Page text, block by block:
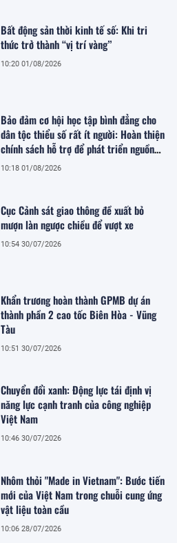
Bất động sản thời kinh tế số: Khi tri
thức trở thành “vị trí vàng”
10:20 01/08/2026
Bảo đảm cơ hội học tập bình đẳng cho
dân tộc thiểu số rất ít người: Hoàn thiện
chính sách hỗ trợ để phát triển nguồn
nhân lực bền vững
10:18 01/08/2026
Cục Cảnh sát giao thông đề xuất bỏ
mượn làn ngược chiều để vượt xe
10:54 30/07/2026
Khẩn trương hoàn thành GPMB dự án
thành phần 2 cao tốc Biên Hòa - Vũng
Tàu
10:51 30/07/2026
Chuyển đổi xanh: Động lực tái định vị
năng lực cạnh tranh của công nghiệp
Việt Nam
10:46 30/07/2026
Nhôm thỏi "Made in Vietnam": Bước tiến
mới của Việt Nam trong chuỗi cung ứng
vật liệu toàn cầu
10:06 28/07/2026